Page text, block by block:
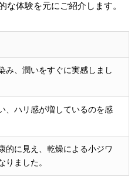
な体験を元にご紹介します。
み、潤いをすぐに実感しまし
、ハリ感が増しているのを感
的に見え、乾燥による小ジワ
りました。